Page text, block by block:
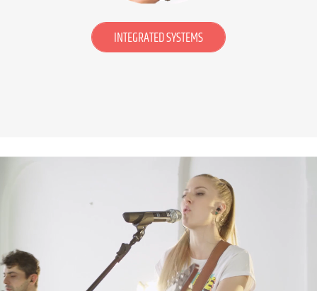
INTEGRATED SYSTEMS